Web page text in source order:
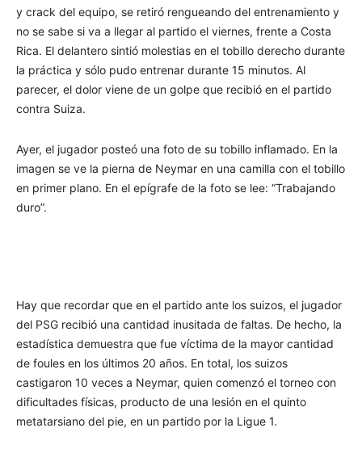
y crack del equipo, se retiró rengueando del entrenamiento y
no se sabe si va a llegar al partido el viernes, frente a Costa
Rica. El delantero sintió molestias en el tobillo derecho durante
la práctica y sólo pudo entrenar durante 15 minutos. Al
parecer, el dolor viene de un golpe que recibió en el partido
contra Suiza.
Ayer, el jugador posteó una foto de su tobillo inflamado. En la
imagen se ve la pierna de Neymar en una camilla con el tobillo
en primer plano. En el epígrafe de la foto se lee: “Trabajando
duro”.
Hay que recordar que en el partido ante los suizos, el jugador
del PSG recibió una cantidad inusitada de faltas. De hecho, la
estadística demuestra que fue víctima de la mayor cantidad
de foules en los últimos 20 años. En total, los suizos
castigaron 10 veces a Neymar, quien comenzó el torneo con
dificultades físicas, producto de una lesión en el quinto
metatarsiano del pie, en un partido por la Ligue 1.